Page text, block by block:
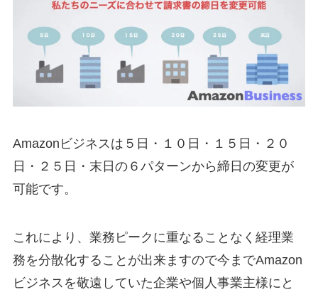
Amazonビジネスは５日・１０日・１５日・２０
日・２５日・末日の６パターンから締日の変更が
可能です。
これにより、業務ピークに重なることなく経理業
務を分散化することが出来ますので今までAmazon
ビジネスを敬遠していた企業や個人事業主様にと